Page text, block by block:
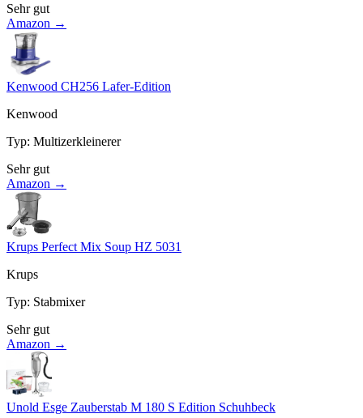
Sehr gut
Amazon →
Kenwood CH256 Lafer-Edition
Kenwood
Typ: Multizerkleinerer
Sehr gut
Amazon →
Krups Perfect Mix Soup HZ 5031
Krups
Typ: Stabmixer
Sehr gut
Amazon →
Unold Esge Zauberstab M 180 S Edition Schuhbeck